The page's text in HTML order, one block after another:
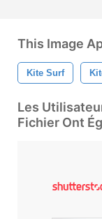
This Image
Kite Surf
Les
Fichier Ont